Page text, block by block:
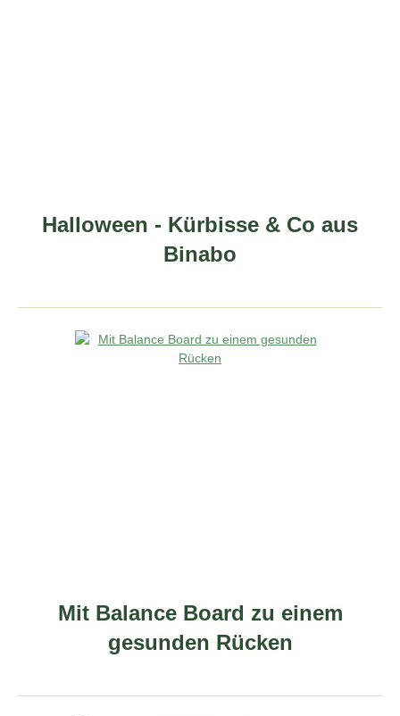
Halloween - Kürbisse & Co aus
Binabo
Mit Balance Board zu einem
gesunden Rücken